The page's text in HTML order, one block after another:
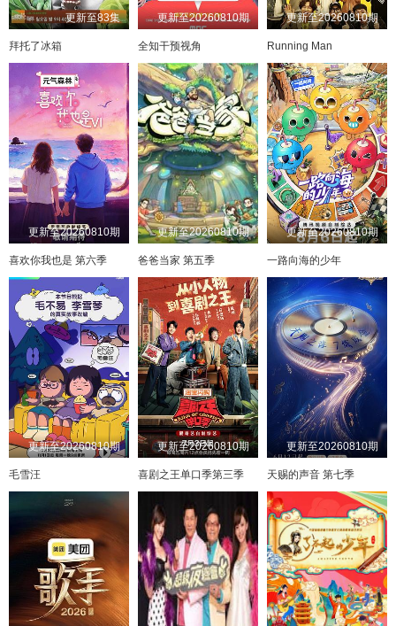
更新至83集
拜托了冰箱
更新至20260810期
全知干预视角
更新至20260810期
Running Man
更新至20260810期
喜欢你我也是 第六季
更新至20260810期
爸爸当家 第五季
更新至20260810期
一路向海的少年
更新至20260810期
毛雪汪
更新至20260810期
喜剧之王单口季第三季
更新至20260810期
天赐的声音 第七季